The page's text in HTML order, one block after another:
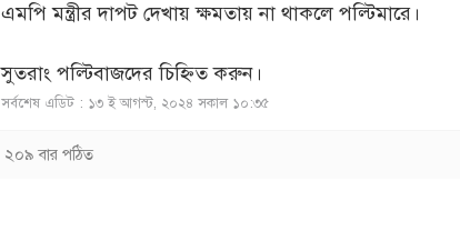
এমপি মন্ত্রীর দাপট দেখায় ক্ষমতায় না থাকলে পল্টিমারে।
সুতরাং পল্টিবাজদের চিহ্নিত করুন।
সর্বশেষ এডিট : ১৩ ই আগস্ট, ২০২৪ সকাল ১০:৩৫
২০৯ বার পঠিত